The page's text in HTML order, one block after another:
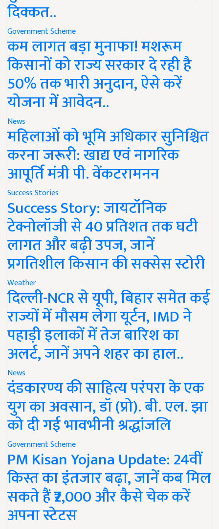
दिक्कत..
Government Scheme
कम लागत बड़ा मुनाफा! मशरूम
किसानों को राज्य सरकार दे रही है
50% तक भारी अनुदान, ऐसे करें
योजना में आवेदन..
News
महिलाओं को भूमि अधिकार सुनिश्चित
करना जरूरी: खाद्य एवं नागरिक
आपूर्ति मंत्री पी. वेंकटरामनन
Success Stories
Success Story: जायटॉनिक
टेक्नोलॉजी से 40 प्रतिशत तक घटी
लागत और बढ़ी उपज, जानें
प्रगतिशील किसान की सक्सेस स्टोरी
Weather
दिल्ली-NCR से यूपी, बिहार समेत कई
राज्यों में मौसम लेगा यूर्टन, IMD ने
पहाड़ी इलाकों में तेज बारिश का
अलर्ट, जानें अपने शहर का हाल..
News
दंडकारण्य की साहित्य परंपरा के एक
युग का अवसान, डॉ (प्रो). बी. एल. झा
को दी गई भावभीनी श्रद्धांजलि
Government Scheme
PM Kisan Yojana Update: 24वीं
किस्त का इंतजार बढ़ा, जानें कब मिल
सकते हैं ₹2,000 और कैसे चेक करें
अपना स्टेटस